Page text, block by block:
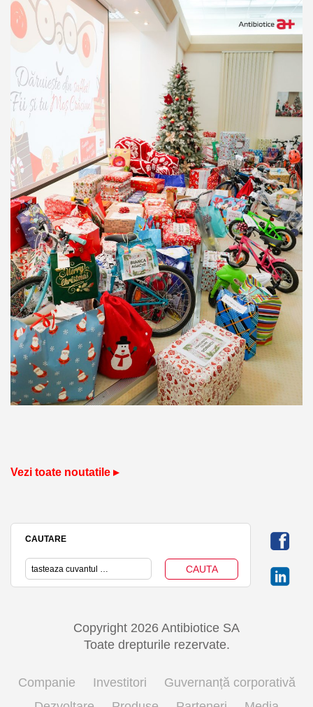
Vezi toate noutatile ▸
CAUTARE
Copyright 2026 Antibiotice SA
Toate drepturile rezervate.
Companie Investitori
Guvernanță corporativă